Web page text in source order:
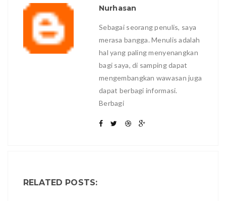
Nurhasan
Sebagai seorang penulis, saya
merasa bangga. Menulis adalah
hal yang paling menyenangkan
bagi saya, di samping dapat
mengembangkan wawasan juga
dapat berbagi informasi.
Berbagi
RELATED POSTS: